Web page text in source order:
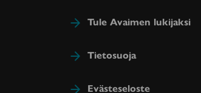
Tule Avaimen lukijaksi
Tietosuoja
Evästeseloste